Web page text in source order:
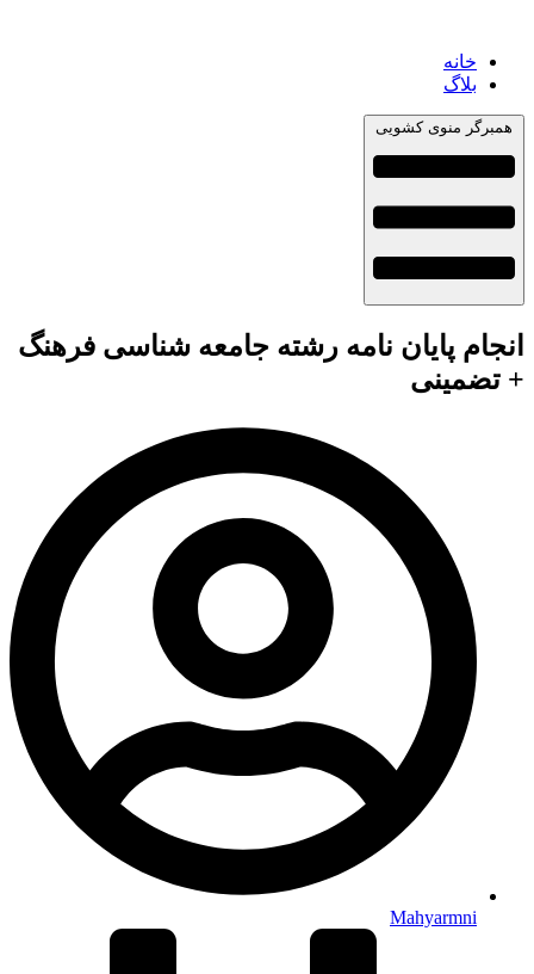
خانه
بلاگ
همبرگر منوی کشویی
انجام پایان نامه رشته جامعه شناسی فرهنگ
+ تضمینی
Mahyarmni